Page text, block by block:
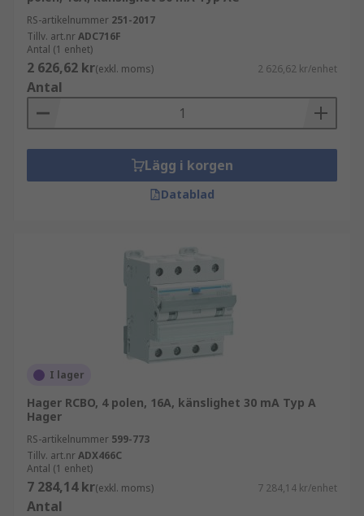
RS-artikelnummer 251-2017
Tillv. art.nrADC716F
Antal (1 enhet)
2 626,62 kr(exkl. moms) 2 626,62 kr/enhet
Antal
Lägg i korgen
Datablad
I lager
Hager RCBO, 4 polen, 16A, känslighet 30 mA Typ A
Hager
RS-artikelnummer 599-773
Tillv. art.nrADX466C
Antal (1 enhet)
7 284,14 kr(exkl. moms) 7 284,14 kr/enhet
Antal